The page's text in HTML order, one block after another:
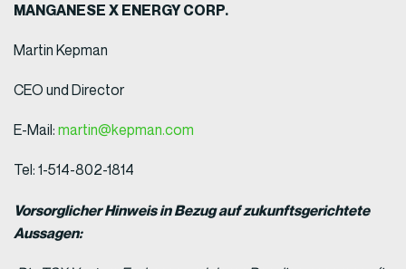
MANGANESE X ENERGY CORP.
Martin Kepman
CEO und Director
E-Mail: martin@kepman.com
Tel: 1-514-802-1814
Vorsorglicher Hinweis in Bezug auf zukunftsgerichtete
Aussagen: